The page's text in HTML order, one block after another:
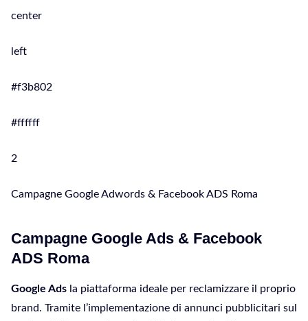
center
left
#f3b802
#ffffff
2
Campagne Google Adwords & Facebook ADS Roma
Campagne Google Ads & Facebook
ADS Roma
Google Ads la piattaforma ideale per reclamizzare il proprio
brand. Tramite l’implementazione di annunci pubblicitari sul